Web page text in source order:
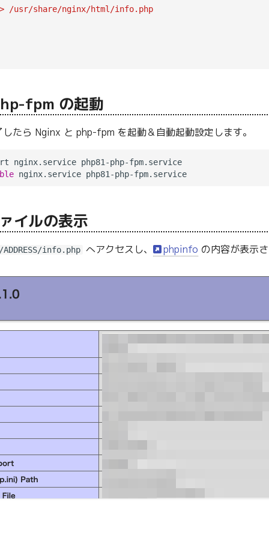
/usr/share/nginx/html/info.php
fpm の起動
たら Nginx と php-fpm を起動＆自動起動設定します。
nginx.service php81-php-fpm.service
nginx.service php81-php-fpm.service
イルの表示
info.php へアクセスし、 phpinfo の内容が表示